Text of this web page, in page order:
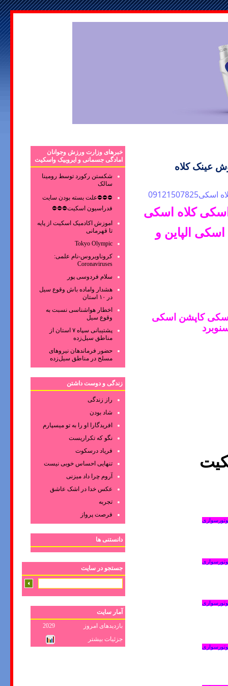
عینک کلاه
کلاه اسکی
الپاین و
کاپشن اسکی
خبرهای وزارت ورزش وجوانان
امادگی جسمانی و ایروبیک واسکیت
شکستن رکورد توسط رومینا
سالک
⛔⛔⛔علت بسته بودن سایت
فدراسیون اسکیت⛔⛔⛔
اموزش اکادمیک اسکیت از پایه
تا قهرمانی
Tokyo Olympic
کروناویروس‌-نام علمی:
Coronaviruses
سلام فردوسی پور
هشدار واماده باش وقوع سیل
در ۱۰ استان
اخطار هواشناسی نسبت به
وقوع سیل
پشتیبانی سپاه ۷ استان از
مناطق سیل‌زده
حضور فرماندهان نیروهای
مسلح در مناطق سیل‌زده
زندگی و دوست داشتن
راز زندگی
شاد بودن
افریدگارا او را به تو میسپارم
نگو که تکراریست
فریاد درسکوت
تنهایی احساس خوبی نیست
آروم چرا داد میزنی
عکس‌ خدا در اشک‌ عاشق‌
تجربه
فرصت پرواز
دانستنی ها
جستجو در سایت
آمار سایت
بازدیدهای امروز
2029
جزئیات بیشتر